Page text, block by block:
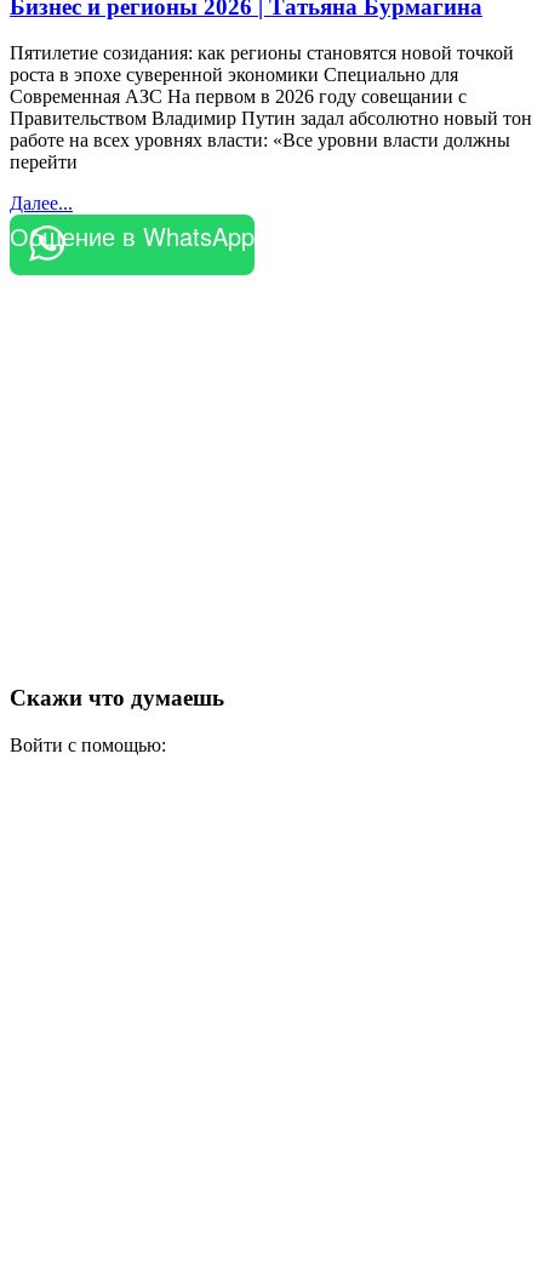
Бизнес и регионы 2026 | Татьяна Бурмагина
Пятилетие созидания: как регионы становятся новой точкой
роста в эпохе суверенной экономики Специально для
Современная АЗС На первом в 2026 году совещании с
Правительством Владимир Путин задал абсолютно новый тон
работе на всех уровнях власти: «Все уровни власти должны
перейти
Далее...
Общение в WhatsApp
Скажи что думаешь
Войти с помощью: